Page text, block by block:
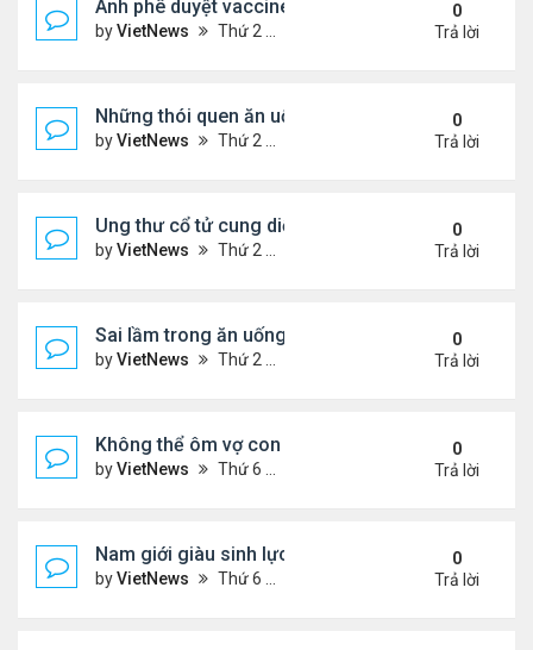
Anh phê duyệt vaccine đặc hiệu với biến chủng
byVietNews Thứ 2 Tháng 8 15, 2022 3:54 pm
0
Trả lời
Những thói quen ăn uống gây lão hóa nhanh
byVietNews Thứ 2 Tháng 8 15, 2022 3:50 pm
0
Trả lời
Ung thư cổ tử cung diễn tiến âm thầm
byVietNews Thứ 2 Tháng 8 15, 2022 3:48 pm
0
Trả lời
Sai lầm trong ăn uống gây suy giảm sinh lý ở nam
byVietNews Thứ 2 Tháng 8 15, 2022 2:40 pm
0
Trả lời
Không thể ôm vợ con vì căn bệnh quái ác
byVietNews Thứ 6 Tháng 8 12, 2022 4:34 pm
0
Trả lời
Nam giới giàu sinh lực nhất vào thời điểm nào
byVietNews Thứ 6 Tháng 8 12, 2022 3:08 pm
0
Trả lời